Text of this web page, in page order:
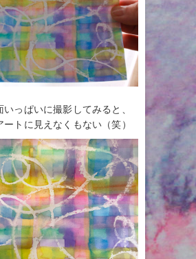
いっぱいに撮影してみると、
ートに見えなくもない（笑）